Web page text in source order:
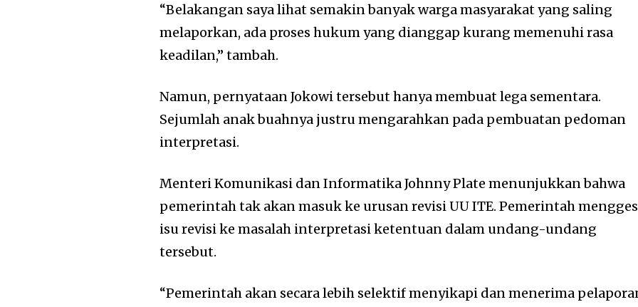
“Belakangan saya lihat semakin banyak warga masyarakat yang saling
melaporkan, ada proses hukum yang dianggap kurang memenuhi rasa
keadilan,” tambah.
Namun, pernyataan Jokowi tersebut hanya membuat lega sementara.
Sejumlah anak buahnya justru mengarahkan pada pembuatan pedoman
interpretasi.
Menteri Komunikasi dan Informatika Johnny Plate menunjukkan bahwa
pemerintah tak akan masuk ke urusan revisi UU ITE. Pemerintah
isu revisi ke masalah interpretasi ketentuan dalam undang-undang
tersebut.
“Pemerintah akan secara lebih selektif menyikapi dan menerima